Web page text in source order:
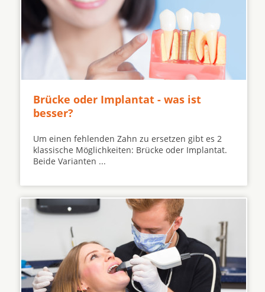
Brücke oder Implantat - was ist
besser?
Um einen fehlenden Zahn zu ersetzen gibt es 2
klassische Möglichkeiten: Brücke oder Implantat.
Beide Varianten ...